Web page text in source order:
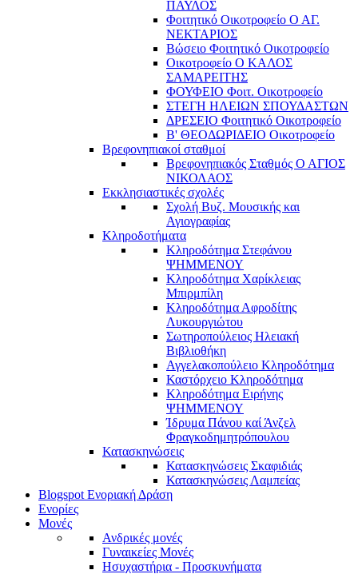
ΠΑΥΛΟΣ
Φοιτητικό Οικοτροφείο Ο ΑΓ.
ΝΕΚΤΑΡΙΟΣ
Βώσειο Φοιτητικό Οικοτροφείο
Οικοτροφείο Ο ΚΑΛΟΣ
ΣΑΜΑΡΕΙΤΗΣ
ΦΟΥΦΕΙΟ Φοιτ. Οικοτροφείο
ΣΤΕΓΗ ΗΛΕΙΩΝ ΣΠΟΥΔΑΣΤΩΝ
ΔΡΕΣΕΙΟ Φοιτητικό Οικοτροφείο
Β' ΘΕΟΔΩΡΙΔΕΙΟ Οικοτροφείο
Βρεφονηπιακοί σταθμοί
Βρεφονηπιακός Σταθμός Ο ΑΓΙΟΣ
ΝΙΚΟΛΑΟΣ
Εκκλησιαστικές σχολές
Σχολή Βυζ. Μουσικής και
Αγιογραφίας
Κληροδοτήματα
Κληροδότημα Στεφάνου
ΨΗΜΜΕΝΟΥ
Κληροδότημα Χαρίκλειας
Μπιρμπίλη
Κληροδότημα Αφροδίτης
Λυκουργιώτου
Σωτηροπούλειος Ηλειακή
Βιβλιοθήκη
Αγγελακοπούλειο Κληροδότημα
Καστόρχειο Κληροδότημα
Κληροδότημα Ειρήνης
ΨΗΜΜΕΝΟΥ
Ίδρυμα Πάνου καί Άνζελ
Φραγκοδημητρόπουλου
Κατασκηνώσεις
Κατασκηνώσεις Σκαφιδιάς
Κατασκηνώσεις Λαμπείας
Blogspot Ενοριακή Δράση
Ενορίες
Μονές
Ανδρικές μονές
Γυναικείες Μονές
Ησυχαστήρια - Προσκυνήματα